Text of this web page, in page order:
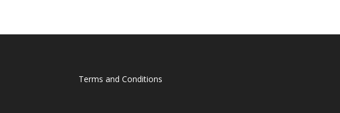
Terms and Conditions